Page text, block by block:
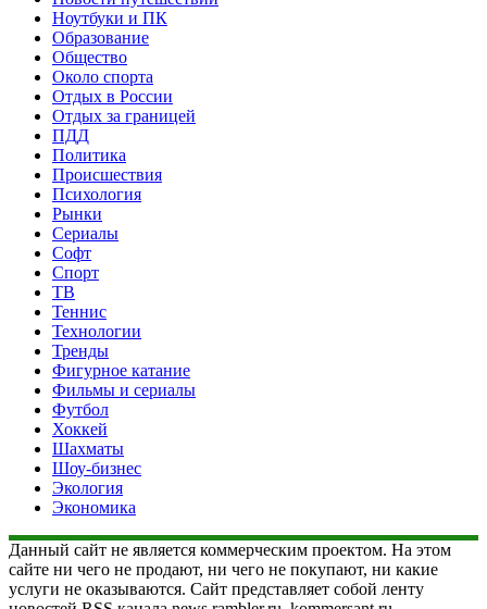
Ноутбуки и ПК
Образование
Общество
Около спорта
Отдых в России
Отдых за границей
ПДД
Политика
Происшествия
Психология
Рынки
Сериалы
Софт
Спорт
ТВ
Теннис
Технологии
Тренды
Фигурное катание
Фильмы и сериалы
Футбол
Хоккей
Шахматы
Шоу-бизнес
Экология
Экономика
Данный сайт не является коммерческим проектом. На этом
сайте ни чего не продают, ни чего не покупают, ни какие
услуги не оказываются. Сайт представляет собой ленту